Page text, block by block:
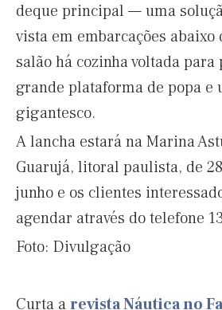
deque principal — uma
vista em embarcações abaixo
salão há cozinha voltada para
grande plataforma de popa e
gigantesco.
A lancha estará na Marina
Guarujá, litoral paulista, de
junho e os clientes
agendar através do telefone
Foto: Divulgação
Curta arevista Náutica no